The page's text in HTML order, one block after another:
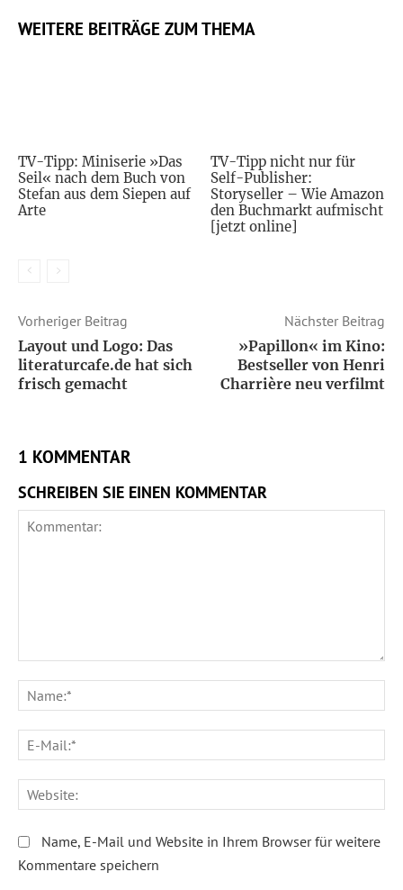
WEITERE BEITRÄGE ZUM THEMA
TV-Tipp: Miniserie »Das
Seil« nach dem Buch von
Stefan aus dem Siepen auf
Arte
TV-Tipp nicht nur für
Self-Publisher:
Storyseller – Wie Amazon
den Buchmarkt aufmischt
[jetzt online]
Vorheriger Beitrag
Layout und Logo: Das
literaturcafe.de hat sich
frisch gemacht
Nächster Beitrag
»Papillon« im Kino:
Bestseller von Henri
Charrière neu verfilmt
1 KOMMENTAR
SCHREIBEN SIE EINEN KOMMENTAR
Name, E-Mail und Website in Ihrem Browser für weitere
Kommentare speichern